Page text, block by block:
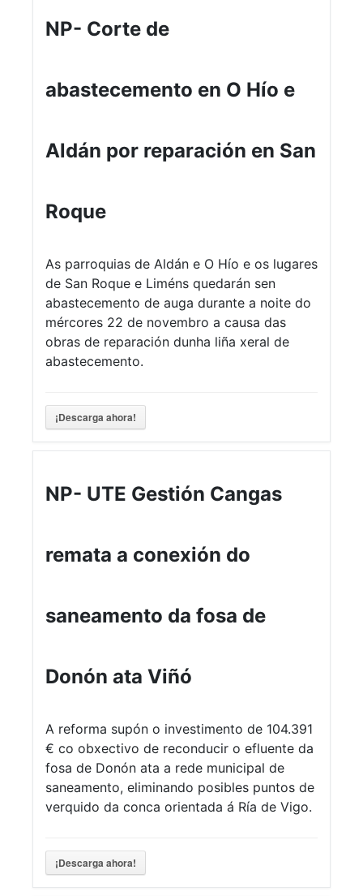
NP- Corte de
abastecemento en O Hío e
Aldán por reparación en San
Roque
As parroquias de Aldán e O Hío e os lugares
de San Roque e Liméns quedarán sen
abastecemento de auga durante a noite do
mércores 22 de novembro a causa das
obras de reparación dunha liña xeral de
abastecemento.
¡Descarga ahora!
NP- UTE Gestión Cangas
remata a conexión do
saneamento da fosa de
Donón ata Viñó
A reforma supón o investimento de 104.391
€ co obxectivo de reconducir o efluente da
fosa de Donón ata a rede municipal de
saneamento, eliminando posibles puntos de
verquido da conca orientada á Ría de Vigo.
¡Descarga ahora!